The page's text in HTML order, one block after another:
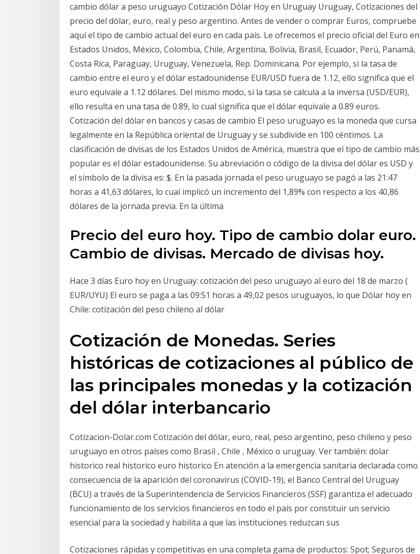
cambio dólar a peso uruguayo Cotización Dólar Hoy en Uruguay Uruguay, Cotizaciones del
precio del dólar, euro, real y peso argentino. Antes de vender o comprar Euros, compruebe
aquí el tipo de cambio actual del euro en cada país. Le ofrecemos el precio oficial del Euro en
Estados Unidos, México, Colombia, Chile, Argentina, Bolivia, Brasil, Ecuador, Perú, Panamá,
Costa Rica, Paraguay, Uruguay, Venezuela, Rep. Dominicana. Por ejemplo, si la tasa de
cambio entre el euro y el dólar estadounidense EUR/USD fuera de 1.12, ello significa que el
euro equivale a 1.12 dólares. Del mismo modo, si la tasa se calcula a la inversa (USD/EUR),
ello resulta en una tasa de 0.89, lo cual significa que el dólar equivale a 0.89 euros.
Cotización del dólar en bancos y casas de cambio El peso uruguayo es la moneda que cursa
legalmente en la República oriental de Uruguay y se subdivide en 100 céntimos. La
clasificación de divisas de los Estados Unidos de América, muestra que el tipo de cambio más
popular es el dólar estadounidense. Su abreviación o código de la divisa del dólar es USD y
el símbolo de la divisa es: $. En la pasada jornada el peso uruguayo se pagó a las 21:47
horas a 41,63 dólares, lo cual implicó un incremento del 1,89% con respecto a los 40,86
dólares de la jornada previa. En la última
Precio del euro hoy. Tipo de cambio dolar euro.
Cambio de divisas. Mercado de divisas hoy.
Hace 3 días Euro hoy en Uruguay: cotización del peso uruguayo al euro del 18 de marzo (
EUR/UYU) El euro se paga a las 09:51 horas a 49,02 pesos uruguayos, lo que Dólar hoy en
Chile: cotización del peso chileno al dólar
Cotización de Monedas. Series
históricas de cotizaciones al público de
las principales monedas y la cotización
del dólar interbancario
Cotizacion-Dolar.com Cotización del dólar, euro, real, peso argentino, peso chileno y peso
uruguayo en otros países como Brasil , Chile , México o uruguay. Ver también: dolar
historico real historico euro historico En atención a la emergencia sanitaria declarada como
consecuencia de la aparición del coronavirus (COVID-19), el Banco Central del Uruguay
(BCU) a través de la Superintendencia de Servicios Financieros (SSF) garantiza el adecuado
funcionamiento de los servicios financieros en todo el país por constituir un servicio
esencial para la sociedad y habilita a que las instituciones reduzcan sus
Cotizaciones rápidas y competitivas en una completa gama de productos: Spot; Seguros de